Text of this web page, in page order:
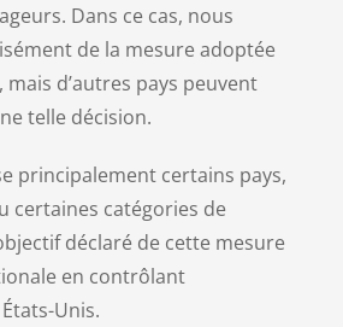
Dans ce cas, nous
de la mesure adoptée
mais d’autres pays peuvent
telle décision.
principalement certains pays,
certaines catégories de
déclaré de cette mesure
en contrôlant
Unis.